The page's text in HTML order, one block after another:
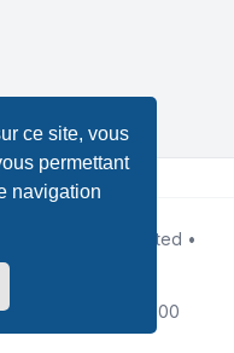
ce site, vous
permettant
navigation
© phpBB Limited •
sur UTC+02:00